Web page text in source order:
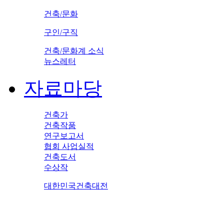
건축/문화
구인/구직
건축/문화계 소식
뉴스레터
자료마당
건축가
건축작품
연구보고서
협회 사업실적
건축도서
수상작
대한민국건축대전